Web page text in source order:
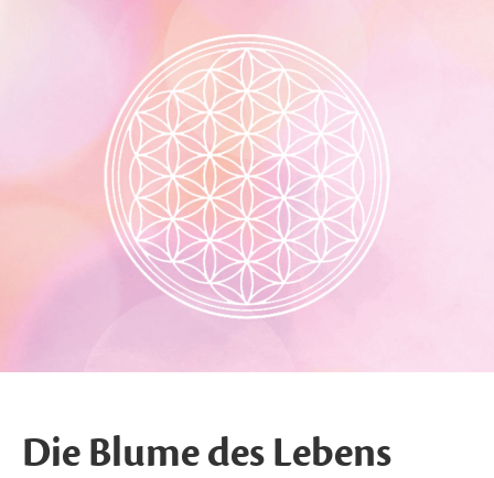
Die Blume des Lebens